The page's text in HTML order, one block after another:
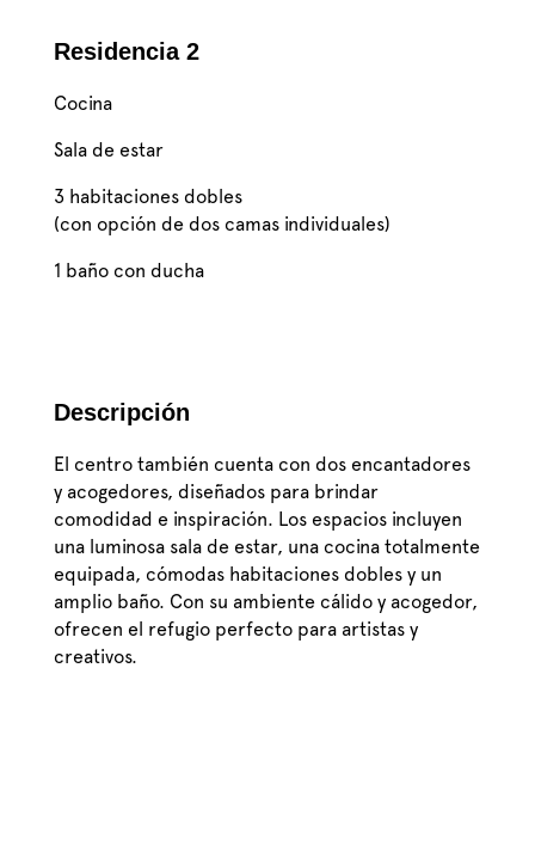
Residencia 2
Cocina
Sala de estar
3 habitaciones dobles
(con opción de dos camas individuales)
1 baño con ducha
Descripción
El centro también cuenta con dos encantadores
y acogedores, diseñados para brindar
comodidad e inspiración. Los espacios incluyen
una luminosa sala de estar, una cocina totalmente
equipada, cómodas habitaciones dobles y un
amplio baño. Con su ambiente cálido y acogedor,
ofrecen el refugio perfecto para artistas y
creativos.